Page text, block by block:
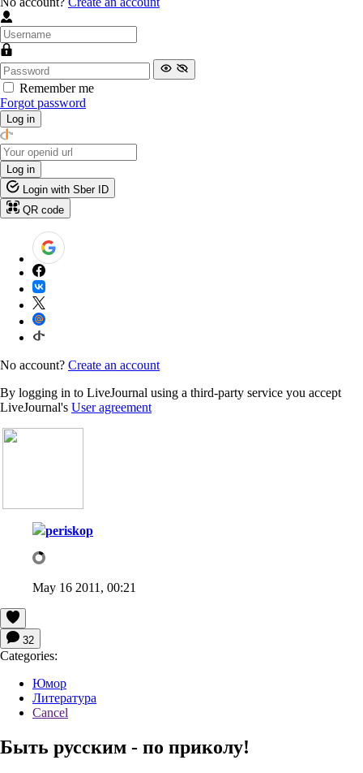
Remember me
Forgot password
Log in
Log in
Login with Sber ID
QR code
No account? Create an account
By logging in to LiveJournal using a third-party service you accept
LiveJournal's User agreement
periskop
May 16 2011, 00:21
32
Categories:
Юмор
Литература
Cancel
Быть русским - по приколу!